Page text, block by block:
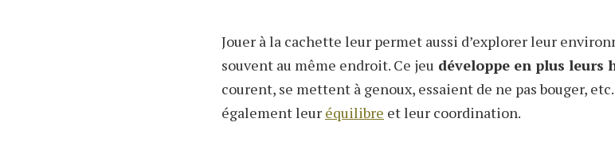
Jouer à la cachette leur permet aussi d’explorer leur
souvent au même endroit. Ce jeu développe en plus leurs
courent, se mettent à genoux, essaient de ne pas bouger,
également leur équilibre et leur coordination.